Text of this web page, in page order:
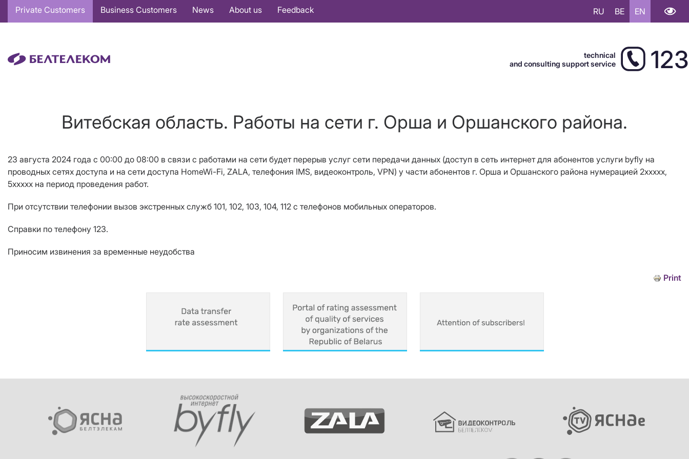
Основная
навигация
Private Customers Business Customers News About us Feedback RU BE EN
technical
and consulting support service
123
Витебская область. Работы на сети г. Орша и Оршанского района.
23 августа 2024 года c 00:00 до 08:00 в связи с работами на сети будет перерыв услуг сети передачи данных (доступ в сеть интернет для абонентов услуги byfly на
проводных сетях доступа и на сети доступа HomeWi-Fi, ZALA, телефония IMS, видеоконтроль, VPN) у части абонентов г. Орша и Оршанского района нумерацией 2ххххх,
5ххххх на период проведения работ.
При отсутствии телефонии вызов экстренных служб 101, 102, 103, 104, 112 с телефонов мобильных операторов.
Справки по телефону 123.
Приносим извинения за временные неудобства
Print